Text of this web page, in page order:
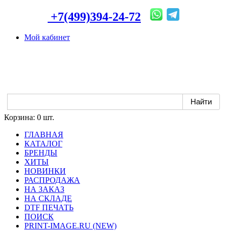
+7(499)394-24-72
Мой кабинет
Корзина: 0 шт.
ГЛАВНАЯ
КАТАЛОГ
БРЕНДЫ
ХИТЫ
НОВИНКИ
РАСПРОДАЖА
НА ЗАКАЗ
НА СКЛАДЕ
DTF ПЕЧАТЬ
ПОИСК
PRINT-IMAGE.RU (NEW)